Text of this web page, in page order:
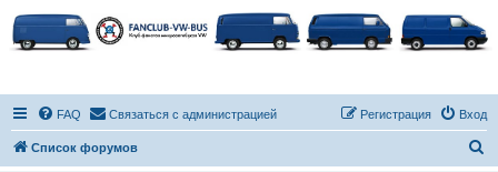
FAQ Связаться с администрацией Вход
Регистрация
Список форумов